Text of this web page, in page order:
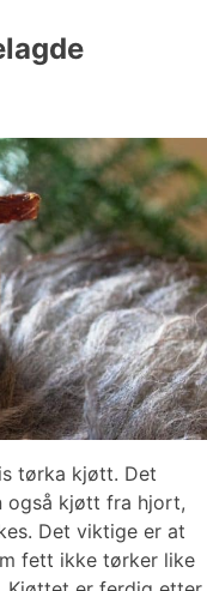
tørka kjøtt. Det
også kjøtt fra hjort,
Det viktige er at
fett ikke tørker like